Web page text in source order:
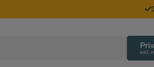
inkl.